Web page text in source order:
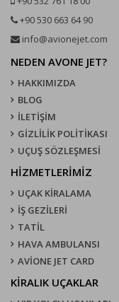
+90 530 663 64 90
info@avionejet.com
NEDEN AVONE JET?
HAKKIMIZDA
BLOG
İLETİŞİM
GİZLİLİK POLİTİKASI
UÇUŞ SÖZLEŞMESI
HİZMETLERİMİZ
UÇAK KIRALAMA
İŞ GEZİLERİ
TATİL
HAVA AMBULANSI
AVİONE JET CARD
KIRALIK UÇAKLAR